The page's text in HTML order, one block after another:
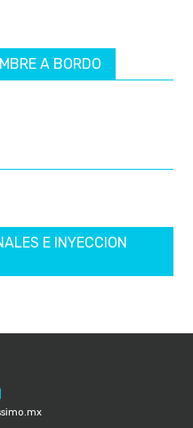
A BORDO
E INYECCION